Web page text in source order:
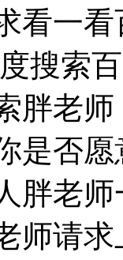
看一
搜索
胖老
是否
胖老
师请